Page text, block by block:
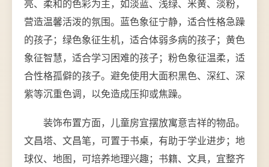
亮、柔和的色彩为主，如淡蓝、浅绿、米黄、淡粉，
营造温馨活泼的氛围。蓝色象征宁静，适合性格急躁
的孩子；绿色象征生机，适合体弱多病的孩子；黄色
象征智慧，适合学习困难的孩子；粉色象征温柔，适
合性格孤僻的孩子。避免使用大面积黑色、深红、深
紫等沉重色调，以免造成压抑或焦躁。
装饰布置方面，儿童房宜摆放寓意吉祥的物品。
文昌塔、文昌笔，可置于书桌，有助于学业进步；地
球仪、地图，可培养地理兴趣；书籍、文具，宜整齐